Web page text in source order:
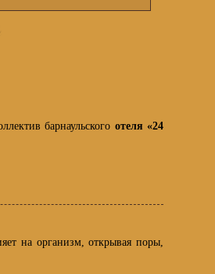
барнаульского отеля «24
на организм, открывая поры,